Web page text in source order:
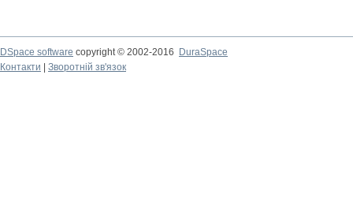
DSpace software copyright © 2002-2016
DuraSpace
Контакти
Зворотній зв'язок